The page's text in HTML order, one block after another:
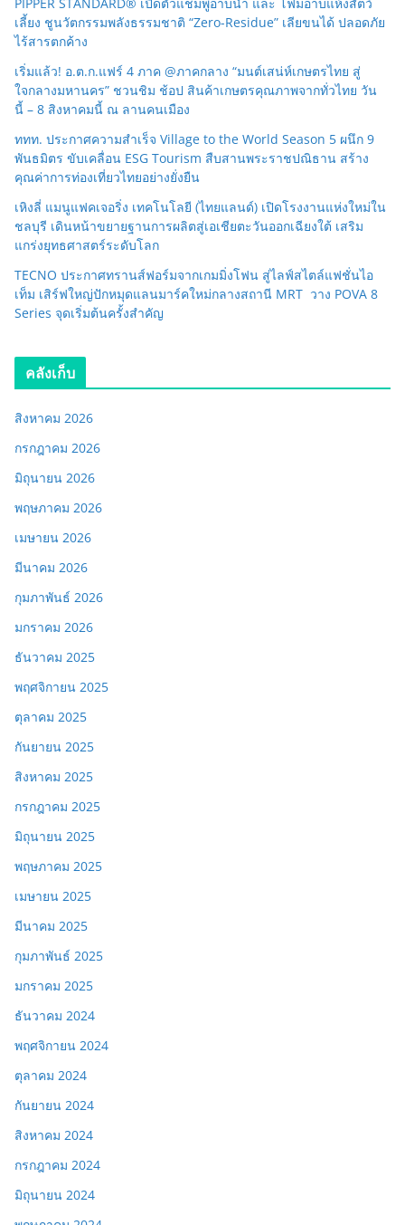
เลี้ยง ชูนวัตกรรมพลังธรรมชาติ “Zero-Residue” เลียขนได้ ปลอดภัย
ไร้สารตกค้าง
เริ่มแล้ว! อ.ต.ก.แฟร์ 4 ภาค @ภาคกลาง “มนต์เสน่ห์เกษตรไทย สู่
ใจกลางมหานคร” ชวนชิม ช้อป สินค้าเกษตรคุณภาพจากทั่วไทย วัน
นี้ – 8 สิงหาคมนี้ ณ ลานคนเมือง
ททท. ประกาศความสำเร็จ Village to the World Season 5 ผนึก 9
พันธมิตร ขับเคลื่อน ESG Tourism สืบสานพระราชปณิธาน สร้าง
คุณค่าการท่องเที่ยวไทยอย่างยั่งยืน
เหิงลี่ แมนูแฟคเจอริ่ง เทคโนโลยี (ไทยแลนด์) เปิดโรงงานแห่งใหม่ใน
ชลบุรี เดินหน้าขยายฐานการผลิตสู่เอเชียตะวันออกเฉียงใต้ เสริม
แกร่งยุทธศาสตร์ระดับโลก
TECNO ประกาศทรานส์ฟอร์มจากเกมมิ่งโฟน สู่ไลฟ์สไตล์แฟชั่นไอ
เท็ม เสิร์ฟใหญ่ปักหมุดแลนมาร์คใหม่กลางสถานี MRT วาง POVA 8
Series จุดเริ่มต้นครั้งสำคัญ
คลังเก็บ
สิงหาคม 2026
กรกฎาคม 2026
มิถุนายน 2026
พฤษภาคม 2026
เมษายน 2026
มีนาคม 2026
กุมภาพันธ์ 2026
มกราคม 2026
ธันวาคม 2025
พฤศจิกายน 2025
ตุลาคม 2025
กันยายน 2025
สิงหาคม 2025
กรกฎาคม 2025
มิถุนายน 2025
พฤษภาคม 2025
เมษายน 2025
มีนาคม 2025
กุมภาพันธ์ 2025
มกราคม 2025
ธันวาคม 2024
พฤศจิกายน 2024
ตุลาคม 2024
กันยายน 2024
สิงหาคม 2024
กรกฎาคม 2024
มิถุนายน 2024